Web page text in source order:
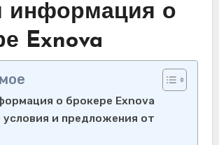
информация о
Exnova
о брокере Exnova
условия и предложения от